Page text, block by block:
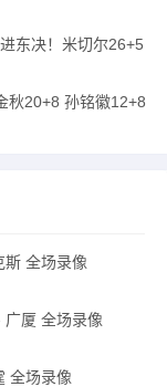
东决！米切尔26+5
秋20+8 孙铭徽12+8
斯 全场录像
厦 全场录像
全场录像